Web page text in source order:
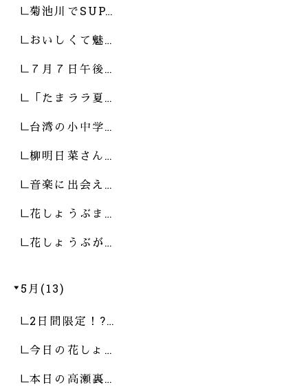
菊池川でSUP…
おいしくて魅…
７月７日午後…
「たまララ夏…
台湾の小中学…
柳明日菜さん…
音楽に出会え…
花しょうぶま…
花しょうぶが…
5月(13)
2日間限定！?…
今日の花しょ…
本日の高瀬裏…